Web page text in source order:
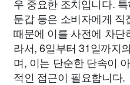
우 중요한 조치입니다.
둔갑 등은 소비자에게
때문에 이를 사전에 차
라서, 6일부터 31일까지
며, 이는 단순한 단속이
적인 접근이 필요합니다.